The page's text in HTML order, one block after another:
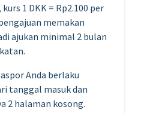
kurs 1 DKK = Rp2.100 per
memakan
ajukan minimal 2 bulan
Anda berlaku
tanggal masuk dan
2 halaman kosong.